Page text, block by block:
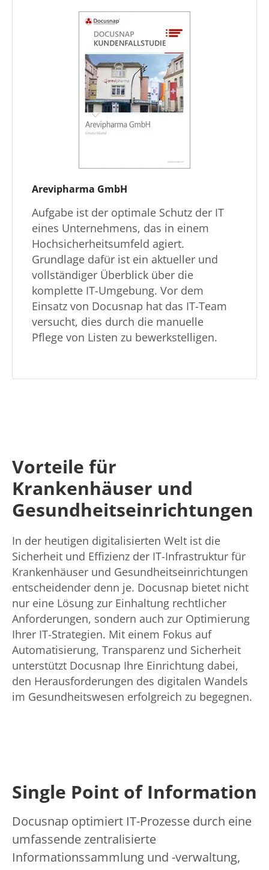
Arevipharma GmbH
Aufgabe ist der optimale Schutz der IT
eines Unternehmens, das in einem
Hochsicherheitsumfeld agiert.
Grundlage dafür ist ein aktueller und
vollständiger Überblick über die
komplette IT-Umgebung. Vor dem
Einsatz von Docusnap hat das IT-Team
versucht, dies durch die manuelle
Pflege von Listen zu bewerkstelligen.
Vorteile für
Krankenhäuser und
Gesundheitseinrichtungen
In der heutigen digitalisierten Welt ist die
Sicherheit und Effizienz der IT-Infrastruktur für
Krankenhäuser und Gesundheitseinrichtungen
entscheidender denn je. Docusnap bietet nicht
nur eine Lösung zur Einhaltung rechtlicher
Anforderungen, sondern auch zur Optimierung
Ihrer IT-Strategien. Mit einem Fokus auf
Automatisierung, Transparenz und Sicherheit
unterstützt Docusnap Ihre Einrichtung dabei,
den Herausforderungen des digitalen Wandels
im Gesundheitswesen erfolgreich zu begegnen.
Single Point of Information
Docusnap optimiert IT-Prozesse durch eine
umfassende zentralisierte
Informationssammlung und -verwaltung,